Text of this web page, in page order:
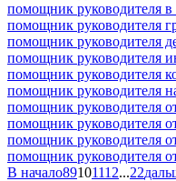
помощник руководителя
помощник руководителя
помощник руководителя
помощник руководителя
помощник руководителя
помощник руководителя
помощник руководителя
помощник руководителя
помощник руководителя
помощник руководителя
В начало89101112...22